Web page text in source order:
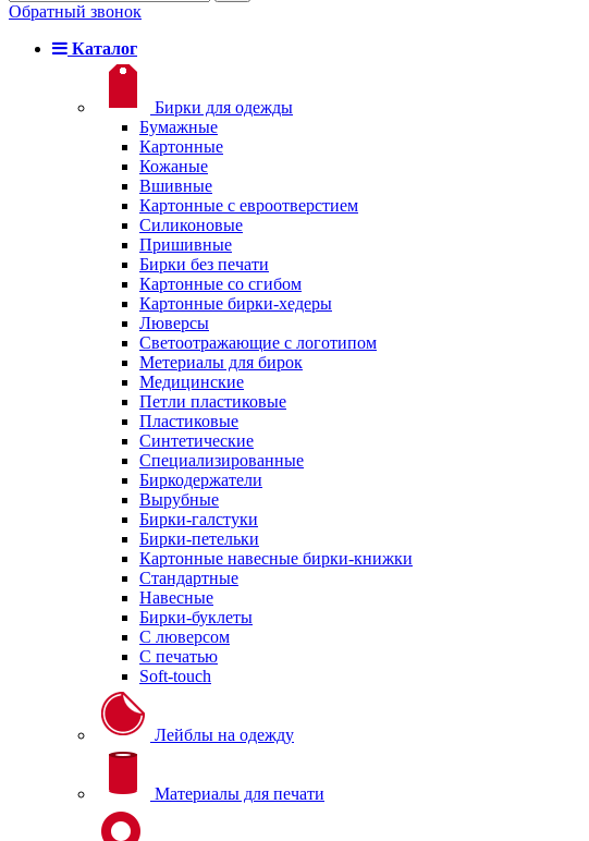
Обратный звонок
Каталог
Бирки для одежды
Бумажные
Картонные
Кожаные
Вшивные
Картонные с евроотверстием
Силиконовые
Пришивные
Бирки без печати
Картонные со сгибом
Картонные бирки-хедеры
Люверсы
Светоотражающие с логотипом
Метериалы для бирок
Медицинские
Петли пластиковые
Пластиковые
Синтетические
Специализированные
Биркодержатели
Вырубные
Бирки-галстуки
Бирки-петельки
Картонные навесные бирки-книжки
Стандартные
Навесные
Бирки-буклеты
С люверсом
С печатью
Soft-touch
Лейблы на одежду
Материалы для печати